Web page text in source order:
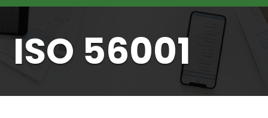
ISO 56001